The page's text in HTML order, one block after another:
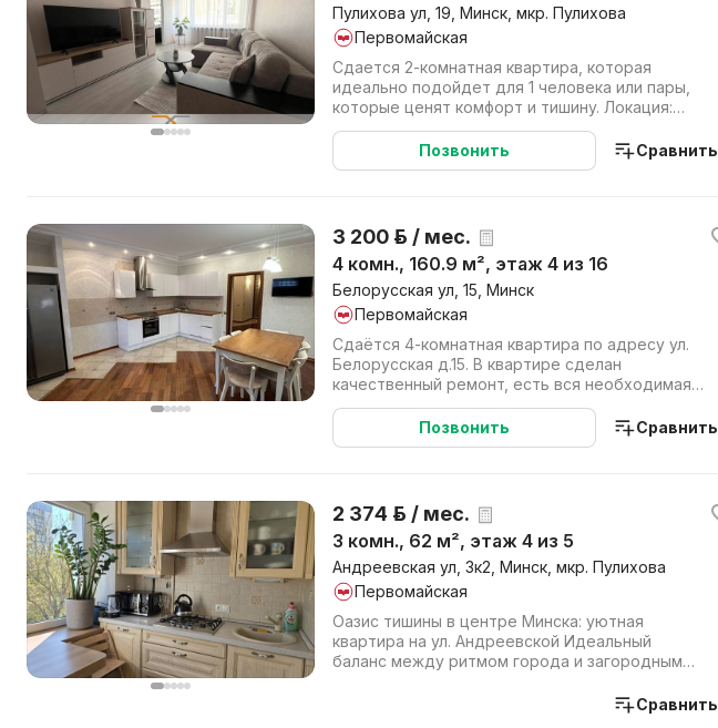
Пулихова ул, 19, Минск, мкр. Пулихова
Первомайская
Сдается 2-комнатная квартира, которая
идеально подойдет для 1 человека или пары,
которые ценят комфорт и тишину. Локация:
Самая тихая и зеленая часть ...
Позвонить
Сравнить
3 200 р. / мес.
4 комн., 160.9 м², этаж 4 из 16
Белорусская ул, 15, Минск
Первомайская
Сдаётся 4-комнатная квартира по адресу ул.
Белорусская д.15. В квартире сделан
качественный ремонт, есть вся необходимая
мебель и техника для комфор...
Позвонить
Сравнить
2 374 р. / мес.
3 комн., 62 м², этаж 4 из 5
Андреевская ул, 3к2, Минск, мкр. Пулихова
Первомайская
Оазис тишины в центре Минска: уютная
квартира на ул. Андреевской Идеальный
баланс между ритмом города и загородным
Сравнить